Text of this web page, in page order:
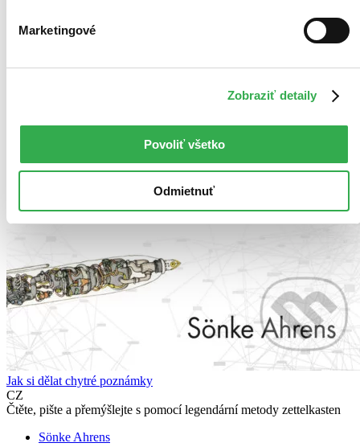
Marketingové
Zobraziť detaily
Povoliť všetko
Odmietnuť
Jak si dělat chytré poznámky
CZ
Čtěte, pište a přemýšlejte s pomocí legendární metody zettelkasten
Sönke Ahrens